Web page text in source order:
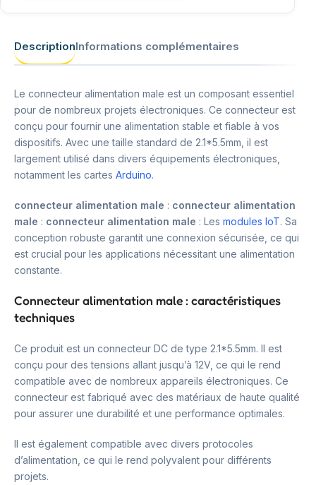
DescriptionInformations complémentaires
Le connecteur alimentation male est un composant essentiel
pour de nombreux projets électroniques. Ce connecteur est
conçu pour fournir une alimentation stable et fiable à vos
dispositifs. Avec une taille standard de 2.1*5.5mm, il est
largement utilisé dans divers équipements électroniques,
notamment les cartes Arduino.
connecteur alimentation male : connecteur alimentation
male : connecteur alimentation male : Les modules IoT. Sa
conception robuste garantit une connexion sécurisée, ce qui
est crucial pour les applications nécessitant une alimentation
constante.
Connecteur alimentation male : caractéristiques
techniques
Ce produit est un connecteur DC de type 2.1*5.5mm. Il est
conçu pour des tensions allant jusqu’à 12V, ce qui le rend
compatible avec de nombreux appareils électroniques. Ce
connecteur est fabriqué avec des matériaux de haute qualité
pour assurer une durabilité et une performance optimales.
Il est également compatible avec divers protocoles
d’alimentation, ce qui le rend polyvalent pour différents
projets.